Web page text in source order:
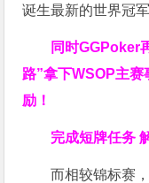
诞生最新的世界冠
同时GGPoker
路”拿下WSOP主
励！
完成短牌任务
而相较锦标赛